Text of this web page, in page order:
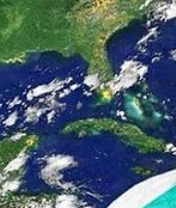
en tu casa